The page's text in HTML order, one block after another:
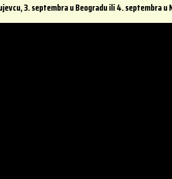
3. septembra u Beogradu ili 4. septembra u